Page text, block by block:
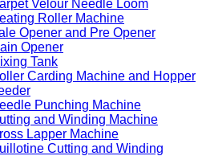
Velour Needle Loom
Roller Machine
Opener and Pre Opener
Opener
Tank
Carding Machine and Hopper
Punching Machine
and Winding Machine
Lapper Machine
Cutting and Winding